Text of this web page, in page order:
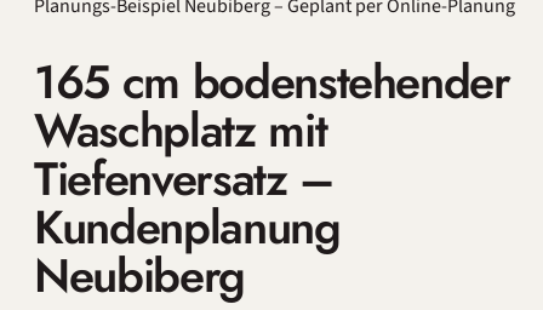
Planungs-Beispiel Neubiberg – Geplant per Online-Planung
165 cm bodenstehender
Waschplatz mit
Tiefenversatz –
Kundenplanung
Neubiberg